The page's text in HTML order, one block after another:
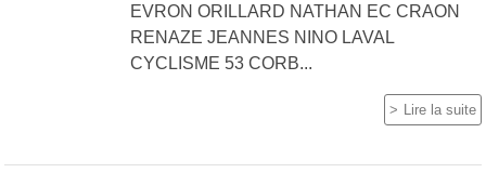
EVRON ORILLARD NATHAN EC CRAON
RENAZE JEANNES NINO LAVAL
CYCLISME 53 CORB...
Lire la suite